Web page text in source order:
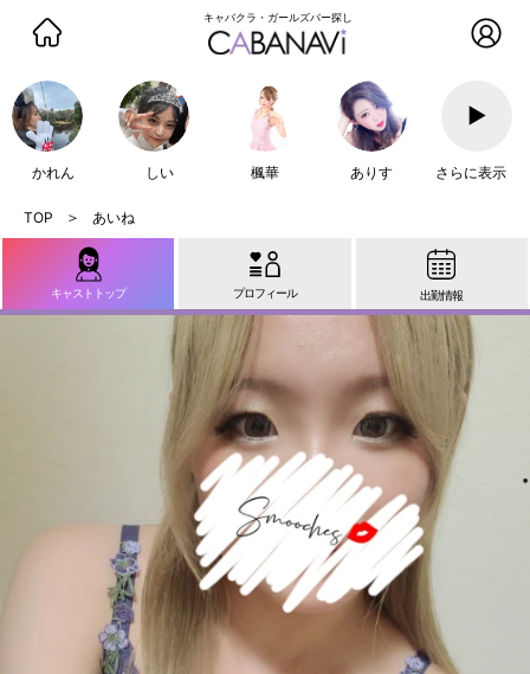
キャバクラ・ガールズバー探し
かれん しい 楓華 ありす
▶
さらに表示
あいね
キャストトップ プロフィール 出勤情報